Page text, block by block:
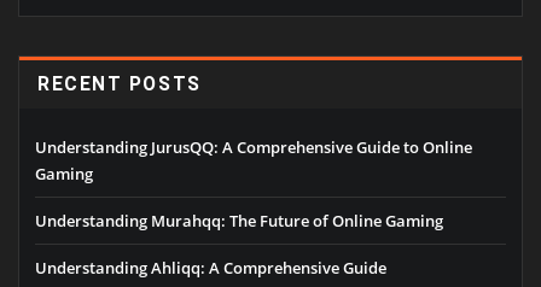
RECENT POSTS
Understanding JurusQQ: A Comprehensive Guide to Online
Gaming
Understanding Murahqq: The Future of Online Gaming
Understanding Ahliqq: A Comprehensive Guide